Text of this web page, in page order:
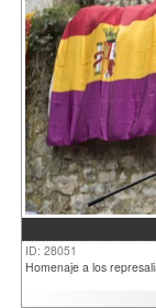
ID: 28051
Homenaje a los